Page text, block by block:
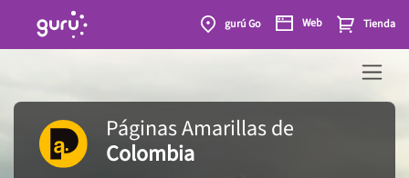
gurú Go Web Tienda
Páginas Amarillasde
Colombia